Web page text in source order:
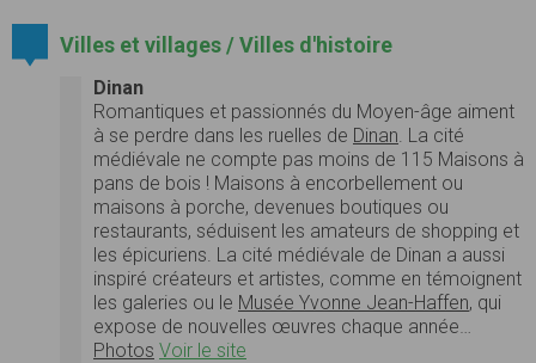
Villes et villages / Villes d'histoire
Dinan
Romantiques et passionnés du Moyen-âge aiment
à se perdre dans les ruelles de Dinan. La cité
médiévale ne compte pas moins de 115 Maisons à
pans de bois ! Maisons à encorbellement ou
maisons à porche, devenues boutiques ou
restaurants, séduisent les amateurs de shopping et
les épicuriens. La cité médiévale de Dinan a aussi
inspiré créateurs et artistes, comme en témoignent
les galeries ou le Musée Yvonne Jean-Haffen, qui
expose de nouvelles œuvres chaque année…
Photos Voir le site